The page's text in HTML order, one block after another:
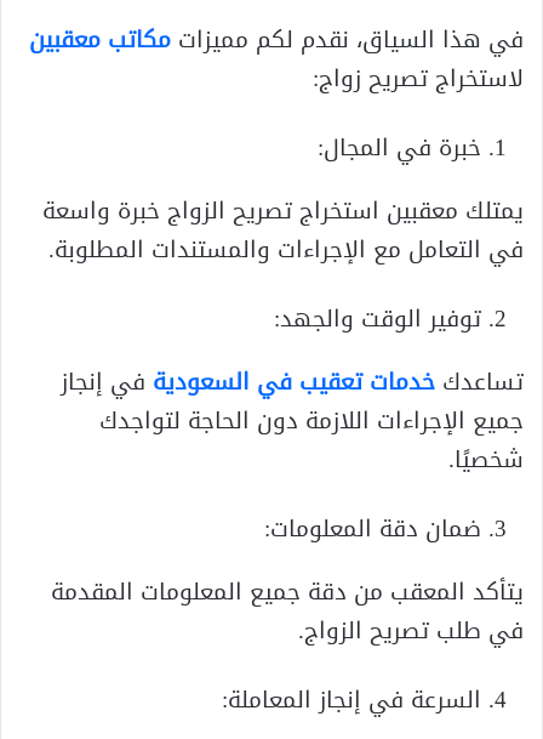
في هذا السياق، نقدم لكم مميزاتمكاتب معقبين
لاستخراج تصريح زواج:
خبرة في المجال:
يمتلك معقبين استخراج تصريح الزواج خبرة واسعة
في التعامل مع الإجراءات والمستندات المطلوبة.
توفير الوقت والجهد:
تساعدكخدمات تعقيب في السعودية في إنجاز
جميع الإجراءات اللازمة دون الحاجة لتواجدك
شخصيًا.
ضمان دقة المعلومات:
يتأكد المعقب من دقة جميع المعلومات المقدمة
في طلب تصريح الزواج.
السرعة في إنجاز المعاملة: